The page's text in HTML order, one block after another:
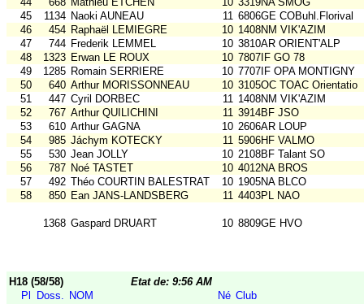
45
1134 Naoki AUNEAU 11 6806GE COBuhl.Florival
46
454 Raphaël LEMIEGRE 10 1408NM VIK'AZIM
47
744 Frederik LEMMEL 10 3810AR ORIENT'ALP
48
1323 Erwan LE ROUX 10 7807IF GO 78
49
1285 Romain SERRIERE 10 7707IF OPA MONTIGNY
50
640 Arthur MORISSONNEAU 10 3105OC TOAC Orientatio
51
447 Cyril DORBEC 11 1408NM VIK'AZIM
52
767 Arthur QUILICHINI 11 3914BF JSO
53
610 Arthur GAGNA 10 2606AR LOUP
54
985 Jáchym KOTECKY 11 5906HF VALMO
55
530 Jean JOLLY 10 2108BF Talant SO
56
787 Noé TASTET 10 4012NA BROS
57
492 Théo COURTIN BALESTRAT 10 1905NA BLCO
58
850 Ean JANS-LANDSBERG 11 4403PL NAO
1368 Gaspard DRUART 10 8809GE HVO
H18 (58/58)
Etat de: 9:56 AM
Pl
Doss. NOM Né Club